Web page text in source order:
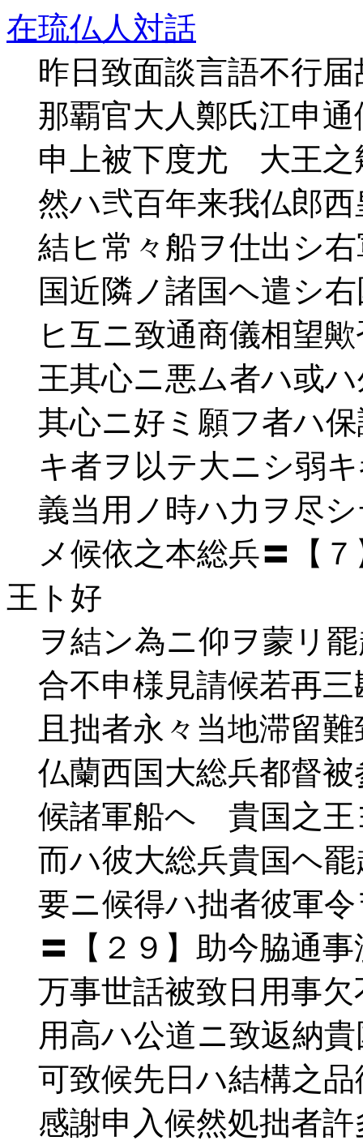
在琉仏人対話
昨日致面談言語不行届
那覇官大人鄭氏江申
申上被下度尤 大王之
然ハ弐百年来我仏郎西
結ヒ常々船ヲ仕出シ右
国近隣ノ諸国ヘ遣シ
ヒ互ニ致通商儀相望
王其心ニ悪ム者ハ或
其心ニ好ミ願フ者ハ
キ者ヲ以テ大ニシ弱
義当用ノ時ハ力ヲ尽
メ候依之本総兵〓【７
王ト好
ヲ結ン為ニ仰ヲ蒙リ
合不申様見請候若再三
且拙者永々当地滞留難
仏蘭西国大総兵都督被
候諸軍船ヘ 貴国之王
而ハ彼大総兵貴国ヘ罷
要ニ候得ハ拙者彼軍令
〓【２９】助今脇通
万事世話被致日用事欠
用高ハ公道ニ致返納貴
可致候先日ハ結構之品
感謝申入候然処拙者許